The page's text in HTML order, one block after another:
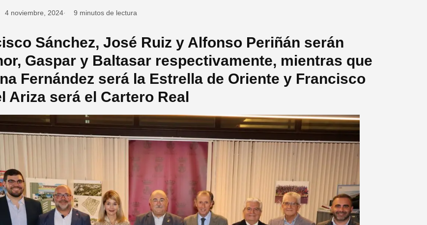
4 noviembre, 2024 9 minutos de lectura
Sánchez, José Ruiz y Alfonso Periñán serán
Gaspar y Baltasar respectivamente, mientras que
Fernández será la Estrella de Oriente y Francisco
Ariza será el Cartero Real